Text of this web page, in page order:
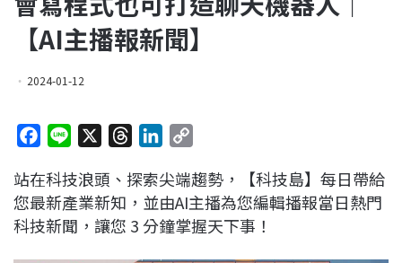
【AI主播報新聞】
2024-01-12
c
e
b
n
e
r
e
a
n
k
e
p
y
L
站在科技浪頭、探索尖端趨勢，【科技島】每日帶給
您最新產業新知，並由AI主播為您編輯播報當日熱門
科技新聞，讓您 3 分鐘掌握天下事！